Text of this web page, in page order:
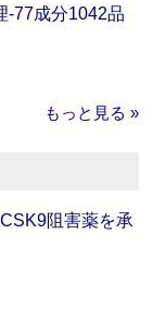
‐77成分1042品
もっと見る »
阻害薬を承